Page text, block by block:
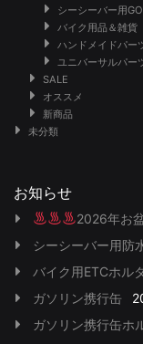
シーシーバー用
バイク用品＆雑貨
ハンドメイドパー
ユニバーサルパー
SALE
オススメ
新商品
未分類
お知らせ
2026年お
シーシーバー用防
バイク用ETCホル
ガソリン携行缶
ガソリン携行缶ホ